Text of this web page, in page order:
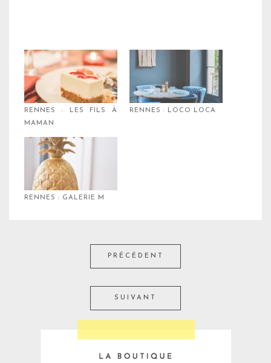
RENNES : LES FILS À
MAMAN
RENNES : LOCO LOCA
RENNES : GALERIE M
PRÉCÉDENT
SUIVANT